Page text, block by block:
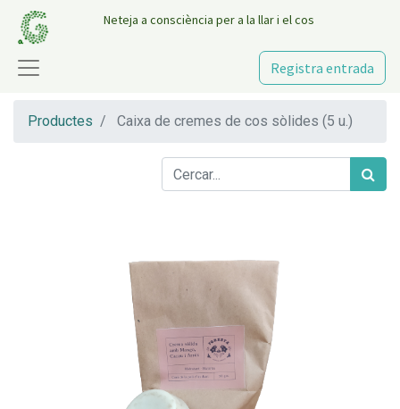
Neteja a consciència per a la llar i el cos
Registra entrada
Productes Caixa de cremes de cos sòlides (5 u.)